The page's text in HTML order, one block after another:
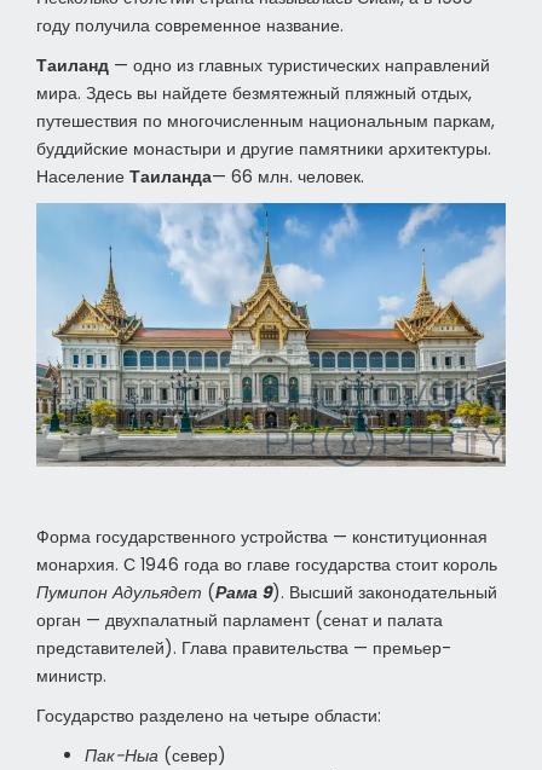
году получила современное название.
Таиланд — одно из главных туристических направлений
мира. Здесь вы найдете безмятежный пляжный отдых,
путешествия по многочисленным национальным паркам,
буддийские монастыри и другие памятники архитектуры.
Население Таиланда— 66 млн. человек.
Форма государственного устройства — конституционная
монархия. С 1946 года во главе государства стоит король
Пумипон Адульядет (Рама 9). Высший законодательный
орган — двухпалатный парламент (сенат и палата
представителей). Глава правительства — премьер-
министр.
Государство разделено на четыре области:
Пак-Ныа (север)